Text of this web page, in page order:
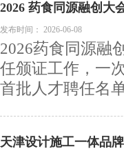
2026 药食同源融创大
医产融合支点
发布时间： 2026-06-08
2026药食同源融
任颁证工作，一
首批人才聘任名
天津设计施工一体品